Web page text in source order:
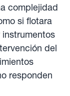
complejidad
si flotara
del
responden